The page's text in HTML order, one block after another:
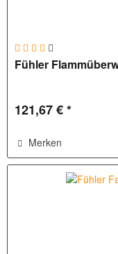
Fühler
121,67 € *
Merken